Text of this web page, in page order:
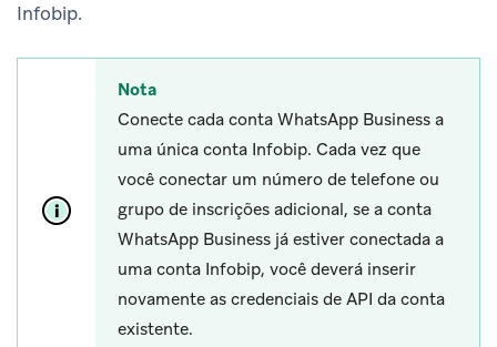
Infobip.
Nota
Conecte cada conta WhatsApp Business a
uma única conta Infobip. Cada vez que
você conectar um número de telefone ou
grupo de inscrições adicional, se a conta
WhatsApp Business já estiver conectada a
uma conta Infobip, você deverá inserir
novamente as credenciais de API da conta
existente.